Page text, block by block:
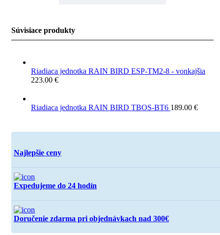
Súvisiace produkty
Riadiaca jednotka RAIN BIRD ESP-TM2-8 - vonkajšia
223.00 €
Riadiaca jednotka RAIN BIRD TBOS-BT6 189.00 €
Najlepšie ceny
Expedujeme do 24 hodín
Doručenie zdarma pri objednávkach nad 300€